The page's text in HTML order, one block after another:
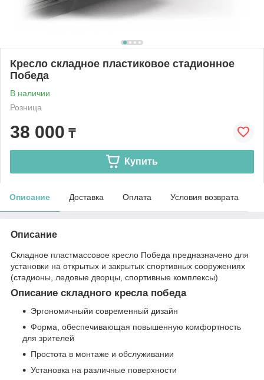
Кресло складное пластиковое стадионное
Победа
В наличии
Розница
38 000 ₸
Купить
Описание Доставка Оплата Условия возврата
Описание
Складное пластмассовое кресло Победа предназначено для
установки на открытых и закрытых спортивных сооружениях
(стадионы, ледовые дворцы, спортивные комплексы)
Описание складного кресла победа
Эргономичныйи современный дизайн
Форма, обеспечивающая повышенную комфортность
для зрителей
Простота в монтаже и обслуживании
Установка на различные поверхности